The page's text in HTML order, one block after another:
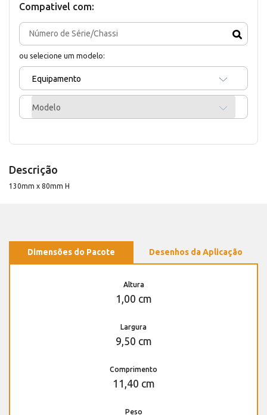
Compativel com:
ou selecione um modelo:
Equipamento
Modelo
Descrição
130mm x 80mm H
Dimensões do Pacote Desenhos da Aplicação
Altura
1,00 cm
Largura
9,50 cm
Comprimento
11,40 cm
Peso